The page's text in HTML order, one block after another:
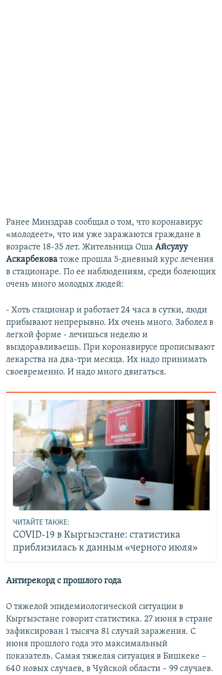
Ранее Минздрав сообщал о том, что коронавирус
«молодеет», что им уже заражаются граждане в
возрасте 18-35 лет. Жительница Оша Айсулуу
Аскарбекова тоже прошла 5-дневный курс лечения
в стационаре. По ее наблюдениям, среди болеющих
очень много молодых людей:
- Хоть стационар и работает 24 часа в сутки, люди
прибывают непрерывно. Их очень много. Заболел в
легкой форме - лечишься неделю и
выздоравливаешь. При коронавирусе прописывают
лекарства на два-три месяца. Их надо принимать
своевременно. И надо много двигаться.
ЧИТАЙТЕ ТАКЖЕ:
COVID-19 в Кыргызстане: статистика
приблизилась к данным «черного июля»
Антирекорд с прошлого года
О тяжелой эпидемиологической ситуации в
Кыргызстане говорит статистика. 27 июня в стране
зафиксирован 1 тысяча 81 случай заражения. С
июня прошлого года это максимальный
показатель. Самая тяжелая ситуация в Бишкеке –
640 новых случаев, в Чуйской области – 99 случаев.